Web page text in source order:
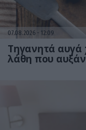
07.08.2026 12:09
Τηγανητά αυγά
λάθη που